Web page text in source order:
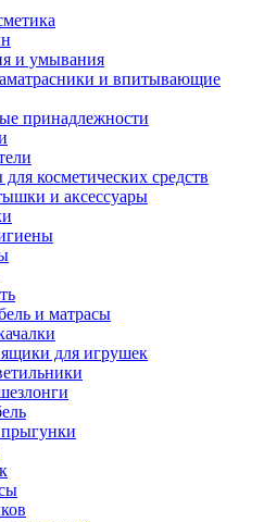
и умывания
и впитывающие
принадлежности
косметических средств
и аксессуары
и матрасы
для игрушек